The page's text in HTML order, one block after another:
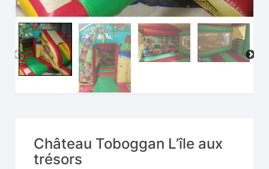
Château Toboggan L’île aux
trésors